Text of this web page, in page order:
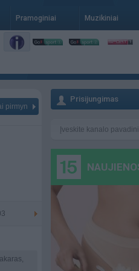
Pramoginiai Muzikiniai
pirmyn
Prisijungimas